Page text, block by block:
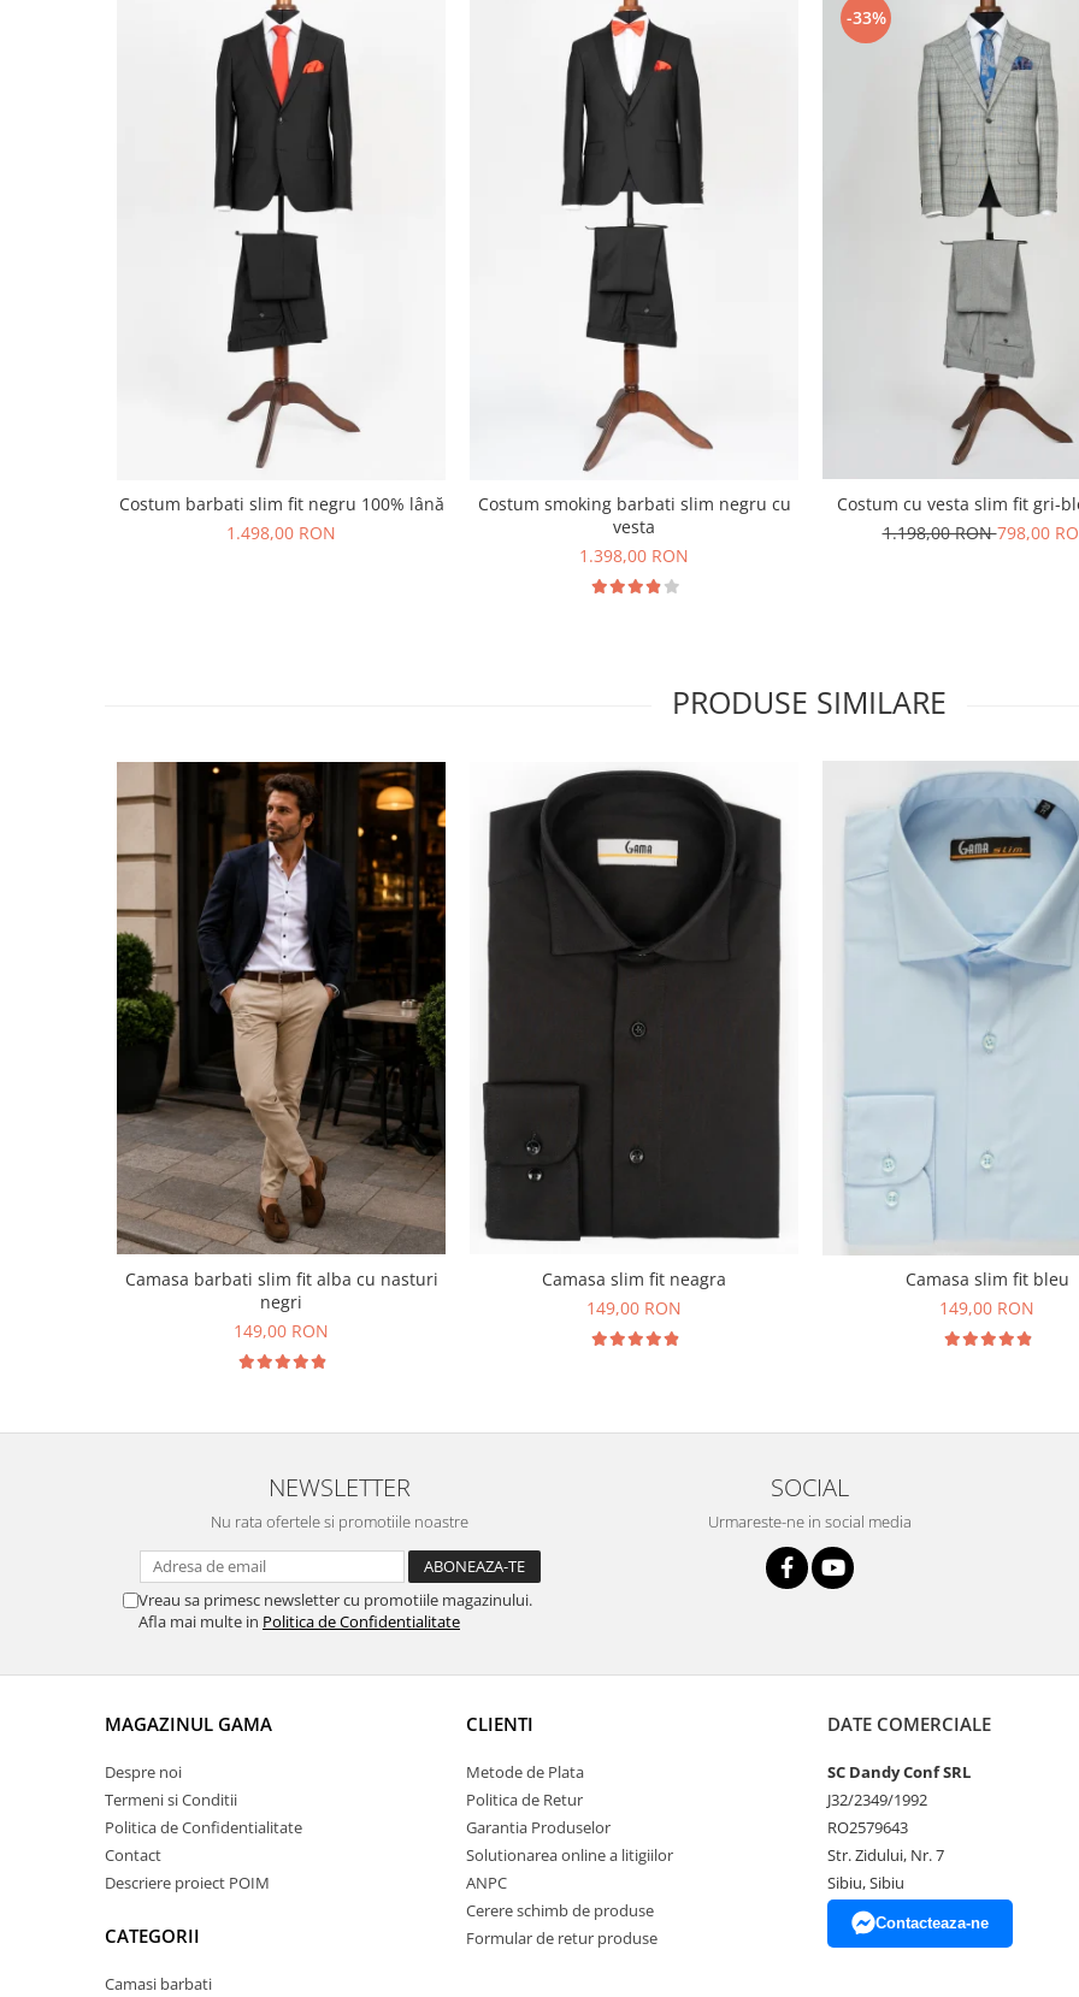
Costum barbati slim fit negru 100% lână
1.498,00 RON
Costum smoking barbati slim negru cu
vesta
1.398,00 RON
-33%
Costum cu vesta slim fit gri-
1.198,00 RON798,00
PRODUSE SIMILARE
Camasa barbati slim fit alba cu nasturi
negri
149,00 RON
Camasa slim fit neagra
149,00 RON
Camasa slim fit bleu
149,00 RON
NEWSLETTER
Nu rata ofertele si promotiile noastre
Vreau sa primesc newsletter cu promotiile magazinului.
Afla mai multe in Politica de Confidentialitate
SOCIAL
Urmareste-ne in social media
MAGAZINUL GAMA
Despre noi
Termeni si Conditii
Politica de Confidentialitate
Contact
Descriere proiect POIM
CATEGORII
Camasi barbati
CLIENTI
Metode de Plata
Politica de Retur
Garantia Produselor
Solutionarea online a litigiilor
ANPC
Cerere schimb de produse
Formular de retur produse
DATE COMERCIALE
SC Dandy Conf SRL
J32/2349/1992
RO2579643
Str. Zidului, Nr. 7
Sibiu, Sibiu
Contacteaza-ne